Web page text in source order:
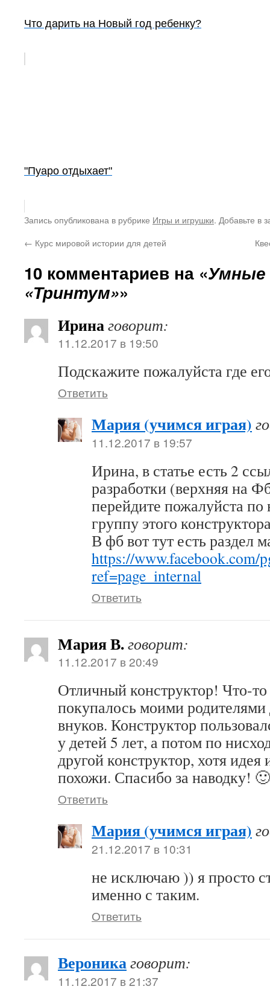
Что дарить на Новый год ребенку?
"Пуаро отдыхает"
Запись опубликована в рубрике Игры и игрушки. Добавьте в
← Курс мировой истории для детей
10 комментариев на «Умные
«Тринтум»»
Иринаговорит:
11.12.2017 в 19:50
Подскажите пожалуйста где
Ответить
Мария (учимся играя)
11.12.2017 в 19:57
Ирина, в статье есть 2
разработки (верхняя на
перейдите пожалуйста
группу этого
В фб вот тут есть раздел
https://www.facebook.com/
ref=page_internal
Ответить
Мария В.говорит:
11.12.2017 в 20:49
Отличный конструктор! Что-
покупалось моими родителями
внуков. Конструктор
у детей 5 лет, а потом по
другой конструктор, хотя идея
похожи. Спасибо за наводку! 🙂
Ответить
Мария (учимся играя)
21.12.2017 в 10:31
не исключаю )) я просто
именно с таким.
Ответить
Вероникаговорит:
11.12.2017 в 21:37